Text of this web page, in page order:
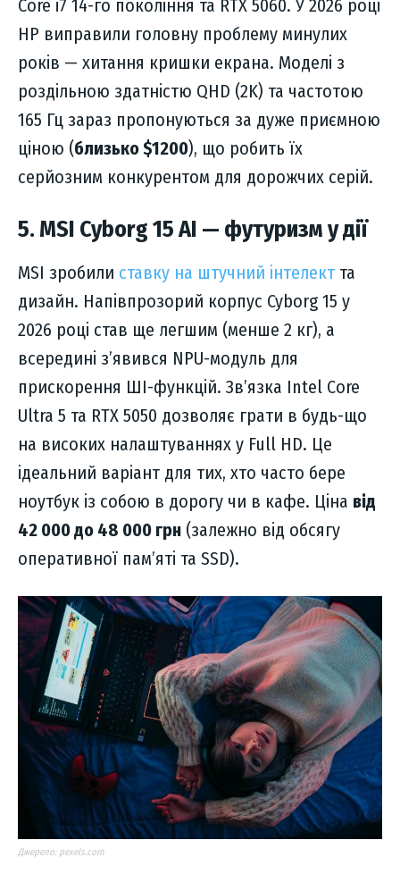
Core i7 14-го покоління та RTX 5060. У 2026 році
HP виправили головну проблему минулих
років — хитання кришки екрана. Моделі з
роздільною здатністю QHD (2K) та частотою
165 Гц зараз пропонуються за дуже приємною
ціною (близько $1200), що робить їх
серйозним конкурентом для дорожчих серій.
5. MSI Cyborg 15 AI — футуризм у дії
MSI зробили ставку на штучний інтелект та
дизайн. Напівпрозорий корпус Cyborg 15 у
2026 році став ще легшим (менше 2 кг), а
всередині з’явився NPU-модуль для
прискорення ШІ-функцій. Зв’язка Intel Core
Ultra 5 та RTX 5050 дозволяє грати в будь-що
на високих налаштуваннях у Full HD. Це
ідеальний варіант для тих, хто часто бере
ноутбук із собою в дорогу чи в кафе. Ціна від
42 000 до 48 000 грн (залежно від обсягу
оперативної пам’яті та SSD).
Джерело: pexels.com